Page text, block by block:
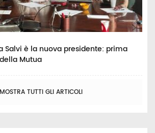
Salvi è la nuova presidente: prima
Mutua
MOSTRA TUTTI GLI ARTICOLI